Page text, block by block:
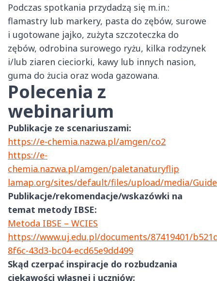
Podczas spotkania przydadzą się m.in.:
flamastry lub markery, pasta do zębów, surowe
i ugotowane jajko, zużyta szczoteczka do
zębów, odrobina surowego ryżu, kilka rodzynek
i/lub ziaren cieciorki, kawy lub innych nasion,
guma do żucia oraz woda gazowana.
Polecenia z
webinarium
Publikacje ze scenariuszami:
https://e-chemia.nazwa.pl/amgen/co2
https://e-
chemia.nazwa.pl/amgen/paletanaturyflip
lamap.org/sites/default/files/upload/media/
Publikacje/rekomendacje/wskazówki na
temat metody IBSE:
Metoda IBSE – WCIES
https://www.uj.edu.pl/documents/87419401/
8f6c-43d3-bc04-ecd65e9dd499
Skąd czerpać inspiracje do rozbudzania
ciekawości własnej i uczniów: